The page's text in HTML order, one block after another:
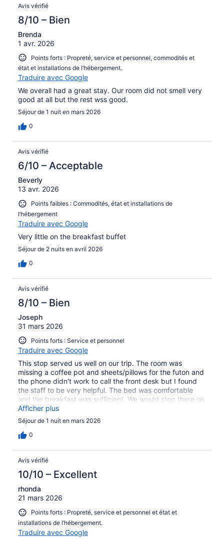
Avis vérifié
8/10 – Bien
Brenda
1 avr. 2026
Points forts : Propreté, service et personnel, commodités et
état et installations de l’hébergement.
Traduire avec Google
We overall had a great stay. Our room did not smell very
good at all but the rest wss good.
Séjour de 1 nuit en mars 2026
0
Avis vérifié
6/10 – Acceptable
Beverly
13 avr. 2026
Points faibles : Commodités, état et installations de
l’hébergement
Traduire avec Google
Very little on the breakfast buffet
Séjour de 2 nuits en avril 2026
0
Avis vérifié
8/10 – Bien
Joseph
31 mars 2026
Points forts : Service et personnel
Traduire avec Google
This stop served us well on our trip. The room was
missing a coffee pot and sheets/pillows for the futon and
the phone didn't work to call the front desk but I found
the staff to be very helpful. The bed was comfortable
and the breakfast was sufficient. We would stop there on
our travels again.
Afficher plus
Séjour de 1 nuit en mars 2026
0
Avis vérifié
10/10 – Excellent
rhonda
21 mars 2026
Points forts : Propreté, service et personnel et état et
installations de l’hébergement.
Traduire avec Google